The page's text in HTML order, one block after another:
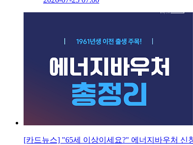
[카드뉴스] "65세 이상이세요?" 에너지바우처 신